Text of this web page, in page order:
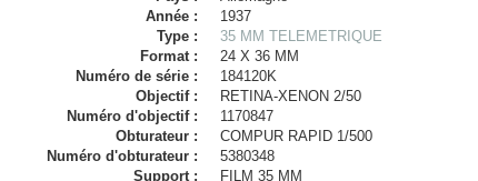
Année :
1937
Type :
35 MM TELEMETRIQUE
Format :
24 X 36 MM
Numéro de série :
184120K
Objectif :
RETINA-XENON 2/50
Numéro d'objectif :
1170847
Obturateur :
COMPUR RAPID 1/500
Numéro d'obturateur :
5380348
Support :
FILM 35 MM